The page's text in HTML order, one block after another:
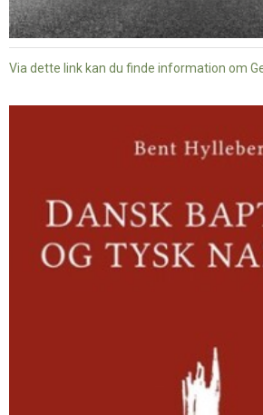
Via dette link kan du finde information om